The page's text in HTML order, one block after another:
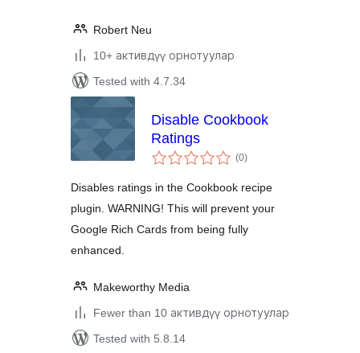
Robert Neu
10+ активдүү орнотуулар
Tested with 4.7.34
Disable Cookbook
Ratings
(0total
ratings
)
Disables ratings in the Cookbook recipe
plugin. WARNING! This will prevent your
Google Rich Cards from being fully
enhanced.
Makeworthy Media
Fewer than 10 активдүү орнотуулар
Tested with 5.8.14